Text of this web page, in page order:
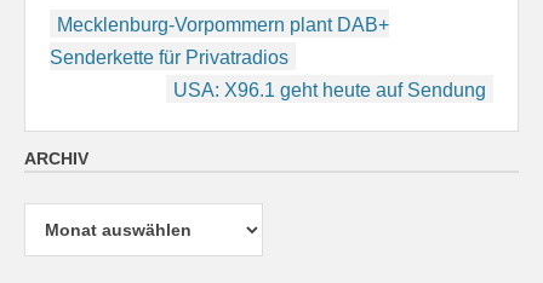
Beitragsnavigation
Mecklenburg-Vorpommern plant DAB+
Senderkette für Privatradios
USA: X96.1 geht heute auf Sendung
ARCHIV
Archiv